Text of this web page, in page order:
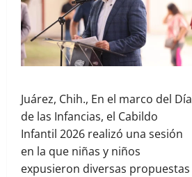
Juárez, Chih., En el marco del Día
de las Infancias, el Cabildo
Infantil 2026 realizó una sesión
en la que niñas y niños
expusieron diversas propuestas